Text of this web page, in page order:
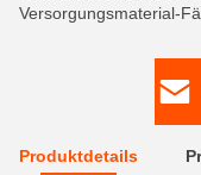
Versorgungsmaterial-
Produktdetails